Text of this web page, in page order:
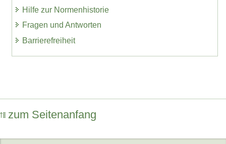
Hilfe zur Normenhistorie
Fragen und Antworten
Barrierefreiheit
zum Seitenanfang